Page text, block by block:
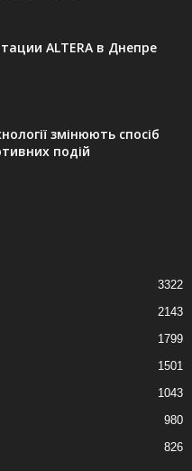
ALTERA в Днепре
змінюють спосіб
подій
3322
2143
1799
1501
1043
980
826